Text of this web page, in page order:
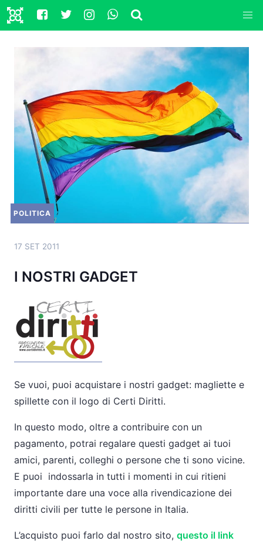
POLITICA
17 SET 2011
I NOSTRI GADGET
Se vuoi, puoi acquistare i nostri gadget: magliette e
spillette con il logo di Certi Diritti.
In questo modo, oltre a contribuire con un
pagamento, potrai regalare questi gadget ai tuoi
amici, parenti, colleghi o persone che ti sono vicine.
E puoi indossarla in tutti i momenti in cui ritieni
importante dare una voce alla rivendicazione dei
diritti civili per tutte le persone in Italia.
L’acquisto puoi farlo dal nostro sito, questo il link